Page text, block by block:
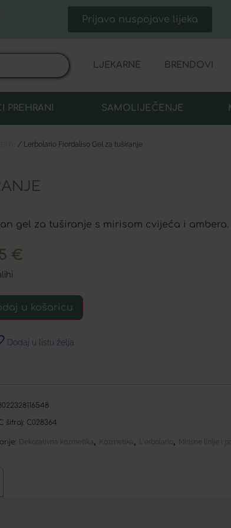
Prijava nuspojave lijeka
LJEKARNE BRENDOVI
PREHRANI SAMOLIJEČENJE
/ Lerbolario Fiordaliso Gel za tuširanje
gel za tuširanje s mirisom cvijeća i ambera.
€
u košaricu
Dodaj u listu želja
šifra): C028364
Dekorativna kozmetika, Kozmetika, L'erbolario, Mirisne linije i